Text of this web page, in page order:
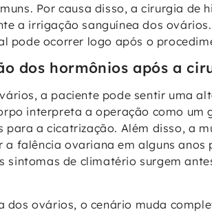
Por causa disso, a cirurgia de
a irrigação sanguínea dos
pode ocorrer logo após o
dos hormônios após a
a paciente pode sentir uma
interpreta a operação como um
a cicatrização. Além disso, a
falência ovariana em alguns anos
sintomas de climatério surgem
dos ovários, o cenário muda